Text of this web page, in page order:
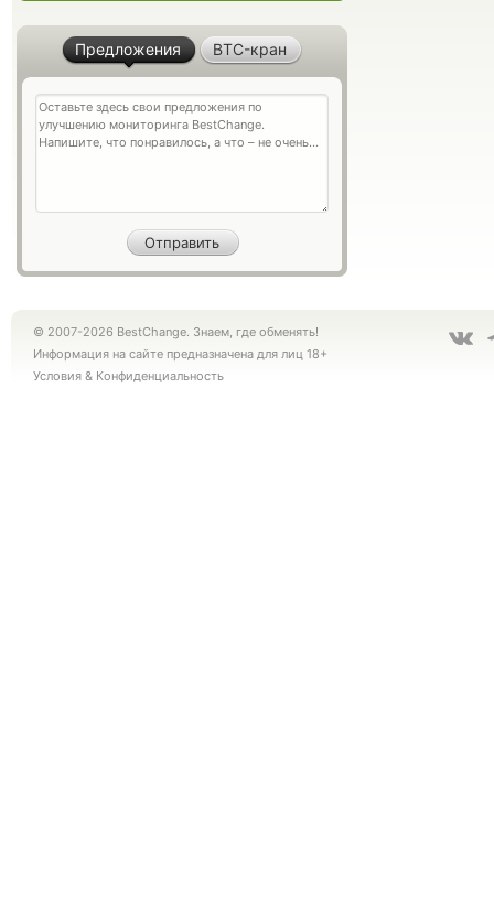
Предложения BTC-кран
© 2007-2026 BestChange. Знаем, где обменять!
Информация на сайте предназначена для лиц 18+
Условия & Конфиденциальность